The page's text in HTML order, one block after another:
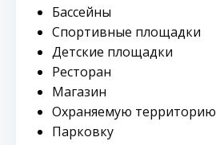
Бассейны
Спортивные площадки
Детские площадки
Ресторан
Магазин
Охраняемую территорию
Парковку